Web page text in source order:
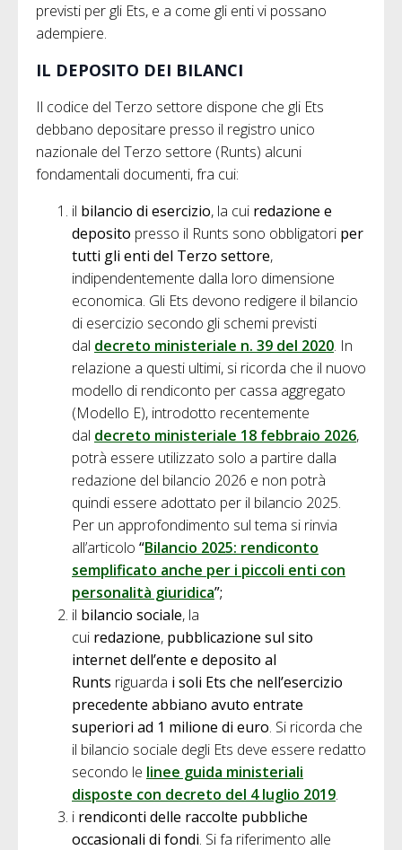
previsti per gli Ets, e a come gli enti vi possano
adempiere.
IL DEPOSITO DEI BILANCI
Il codice del Terzo settore dispone che gli Ets
debbano depositare presso il registro unico
nazionale del Terzo settore (Runts) alcuni
fondamentali documenti, fra cui:
il bilancio di esercizio, la cui redazione e
deposito presso il Runts sono obbligatori per
tutti gli enti del Terzo settore,
indipendentemente dalla loro dimensione
economica. Gli Ets devono redigere il bilancio
di esercizio secondo gli schemi previsti
dal decreto ministeriale n. 39 del 2020. In
relazione a questi ultimi, si ricorda che il nuovo
modello di rendiconto per cassa aggregato
(Modello E), introdotto recentemente
dal decreto ministeriale 18 febbraio 2026,
potrà essere utilizzato solo a partire dalla
redazione del bilancio 2026 e non potrà
quindi essere adottato per il bilancio 2025.
Per un approfondimento sul tema si rinvia
all’articolo “Bilancio 2025: rendiconto
semplificato anche per i piccoli enti con
personalità giuridica”;
il bilancio sociale, la
cui redazione, pubblicazione sul sito
internet dell’ente e deposito al
Runts riguarda i soli Ets che nell’esercizio
precedente abbiano avuto entrate
superiori ad 1 milione di euro. Si ricorda che
il bilancio sociale degli Ets deve essere redatto
secondo le linee guida ministeriali
disposte con decreto del 4 luglio 2019.
i rendiconti delle raccolte pubbliche
occasionali di fondi. Si fa riferimento alle